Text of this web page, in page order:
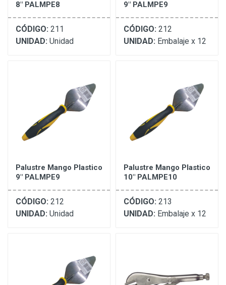
8" PALMPE8
CÓDIGO: 211
UNIDAD: Unidad
9" PALMPE9
CÓDIGO: 212
UNIDAD: Embalaje x 12
Palustre Mango Plastico
9" PALMPE9
CÓDIGO: 212
UNIDAD: Unidad
Palustre Mango Plastico
10" PALMPE10
CÓDIGO: 213
UNIDAD: Embalaje x 12